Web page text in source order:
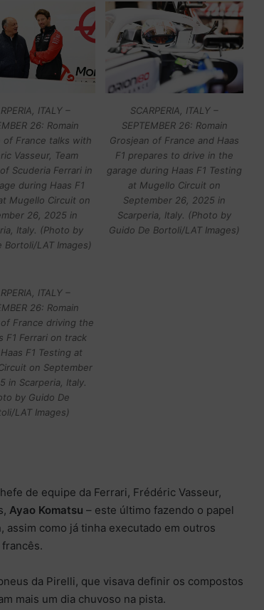
ITALY –
26: Romain
of France talks with
Vasseur, Team
Scuderia Ferrari in
during Haas F1
Mugello Circuit on
26, 2025 in
Italy. (Photo by
Bortoli/LAT Images)
SCARPERIA, ITALY –
SEPTEMBER 26: Romain
Grosjean of France and Haas
F1 prepares to drive in the
garage during Haas F1 Testing
at Mugello Circuit on
September 26, 2025 in
Scarperia, Italy. (Photo by
Guido De Bortoli/LAT Images)
ITALY –
26: Romain
France driving the
F1 Ferrari on track
F1 Testing at
on September
in Scarperia, Italy.
by Guido De
LAT Images)
de equipe da Ferrari, Frédéric Vasseur,
Ayao Komatsu – este último fazendo o papel
como já tinha executado em outros
da Pirelli, que visava definir os compostos
mais um dia chuvoso na pista.